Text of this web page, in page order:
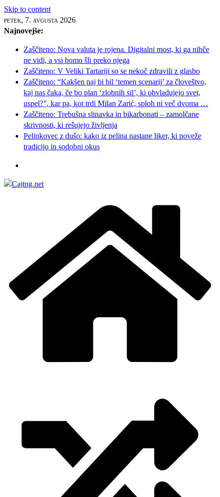
Skip to content
petek, 7. avgusta 2026
Najnovejše:
Zaščiteno: Nova valuta je rojena. Digitalni most, ki ga nihče
ne vidi, a vsi bomo šli preko njega
Zaščiteno: V Veliki Tartariji so se nekoč zdravili z glasbo
Zaščiteno: “Kakšen naj bi bil ‘temen scenarij’ za človeštvo,
kaj nas čaka, če bo plan ‘zlobnih sil’, ki obvladujejo svet,
uspel?”, kar pa, kot trdi Milan Zarić, sploh ni več dvoma …
Zaščiteno: Trebušna slinavka in bikarbonati – zamolčane
skrivnosti, ki rešujejo življenja
Pelinkovec z dušo: kako iz pelina nastane liker, ki poveže
tradicijo in sodobni okus